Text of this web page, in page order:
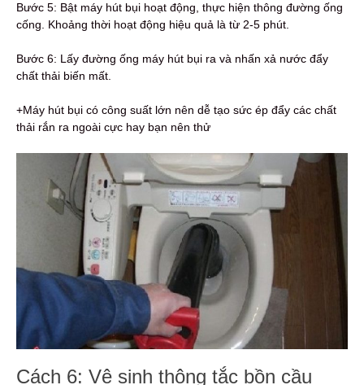
Bước 5: Bật máy hút bụi hoạt động, thực hiện thông đường ống
cống. Khoảng thời hoạt động hiệu quả là từ 2-5 phút.
Bước 6: Lấy đường ống máy hút bụi ra và nhấn xả nước đẩy
chất thải biến mất.
+Máy hút bụi có công suất lớn nên dễ tạo sức ép đẩy các chất
thải rắn ra ngoài cực hay bạn nên thử
Cách 6: Vệ sinh thông tắc bồn cầu